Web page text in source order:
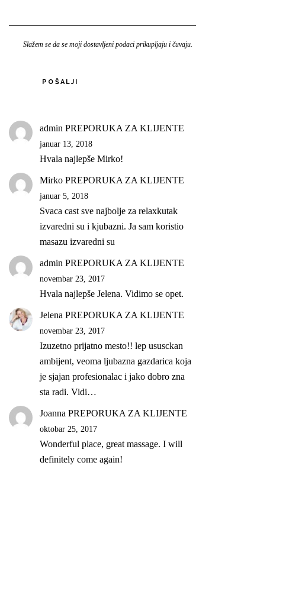
Slažem se da se moji dostavljeni podaci prikupljaju i čuvaju.
POŠALJI
admin PREPORUKA ZA KLIJENTE
januar 13, 2018
Hvala najlepše Mirko!
Mirko PREPORUKA ZA KLIJENTE
januar 5, 2018
Svaca cast sve najbolje za relaxkutak
izvaredni su i kjubazni. Ja sam koristio
masazu izvaredni su
admin PREPORUKA ZA KLIJENTE
novembar 23, 2017
Hvala najlepše Jelena. Vidimo se opet.
Jelena PREPORUKA ZA KLIJENTE
novembar 23, 2017
Izuzetno prijatno mesto!! lep ususckan
ambijent, veoma ljubazna gazdarica koja
je sjajan profesionalac i jako dobro zna
sta radi. Vidi…
Joanna PREPORUKA ZA KLIJENTE
oktobar 25, 2017
Wonderful place, great massage. I will
definitely come again!